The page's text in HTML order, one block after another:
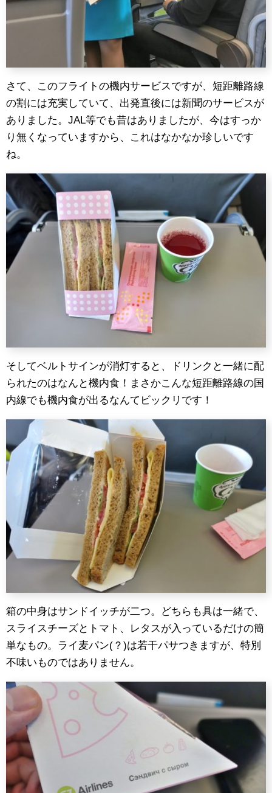
さて、このフライトの機内サービスですが、短距離路線
の割には充実していて、出発直後には新聞のサービスが
ありました。JAL等でも昔はありましたが、今はすっか
り無くなっていますから、これはなかなか珍しいです
ね。
そしてベルトサインが消灯すると、ドリンクと一緒に配
られたのはなんと機内食！まさかこんな短距離路線の国
内線でも機内食が出るなんてビックリです！
箱の中身はサンドイッチが二つ。どちらも具は一緒で、
スライスチーズとトマト、レタスが入っているだけの簡
単なもの。ライ麦パン(？)は若干パサつきますが、特別
不味いものではありません。